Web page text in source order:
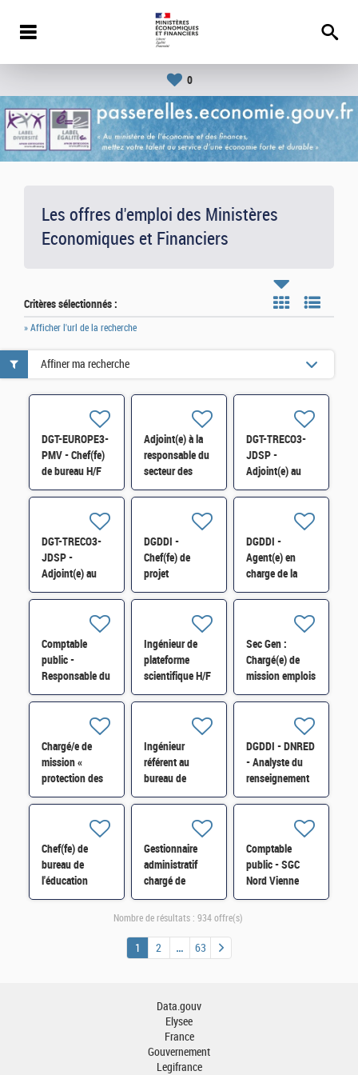
0
Les offres d'emploi des Ministères
Economiques et Financiers
Critères sélectionnés :
» Afficher l'url de la recherche
DGT-EUROPE3-
PMV - Chef(fe)
de bureau H/F
Adjoint(e) à la
responsable du
secteur des
distinctions
DGT-TRECO3-
JDSP -
Adjoint(e) au
chef du bureau
DGT-TRECO3-
JDSP -
Adjoint(e) au
chef du bureau
DGDDI -
Chef(fe) de
projet
immobilier
DGDDI -
Agent(e) en
charge de la
comptabilité
caisse - cat. B
(H/F)
Comptable
public -
Responsable du
service des
(SIP) de
Compiègne H/F
Ingénieur de
plateforme
scientifique H/F
Sec Gen :
Chargé(e) de
mission emplois
fonctionnels
(SRH2A) H/F
Chargé/e de
mission «
protection des
actifs
SISSE-POLOP-
044 H/F
Ingénieur
référent au
bureau de
l'expertise
industrielle au
SBDU-SI-
SDBU-016 H/F
DGDDI - DNRED
- Analyste du
renseignement
« réseaux
/immigration
illégale » H/F
Chef(fe) de
bureau de
l'éducation
nationale
Gestionnaire
administratif
chargé de
maintenances
dans le domaine
Comptable
public - SGC
Nord Vienne
Châtellerault et
Affiner ma recherche
Nombre de résultats : 934 offre(s)
1 2 63
Data.gouv
Elysee
France
Gouvernement
Legifrance